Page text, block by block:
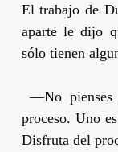
El trabajo de
aparte le dijo
sólo tienen
—No pienses
proceso. Uno
Disfruta del